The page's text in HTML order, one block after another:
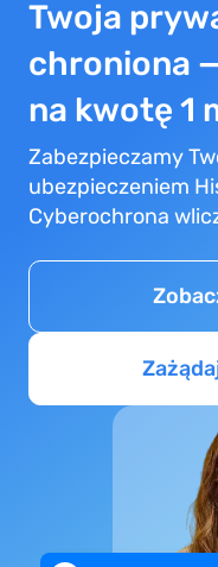
Twoja
chroniona
na kwotę 1
Zabezpieczamy
ubezpieczeniem
Cyberochrona